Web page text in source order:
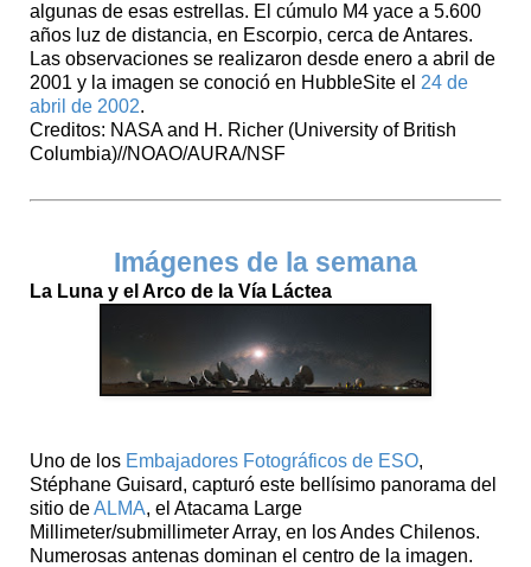
algunas de esas estrellas. El cúmulo M4 yace a 5.600
años luz de distancia, en Escorpio, cerca de Antares.
Las observaciones se realizaron desde enero a abril de
2001 y la imagen se conoció en HubbleSite el 24 de
abril de 2002.
Creditos: NASA and H. Richer (University of British
Columbia)//NOAO/AURA/NSF
Imágenes de la semana
La Luna y el Arco de la Vía Láctea
Uno de los Embajadores Fotográficos de ESO,
Stéphane Guisard, capturó este bellísimo panorama del
sitio deALMA, el Atacama Large
Millimeter/submillimeter Array, en los Andes Chilenos.
Numerosas antenas dominan el centro de la imagen.